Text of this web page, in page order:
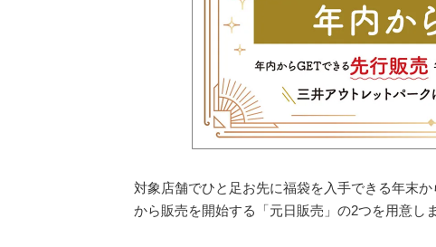
対象店舗でひと足お先に福袋を入手できる年末
から販売を開始する「元日販売」の2つを用意しま